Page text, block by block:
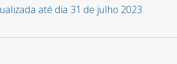
até dia 31 de julho 2023